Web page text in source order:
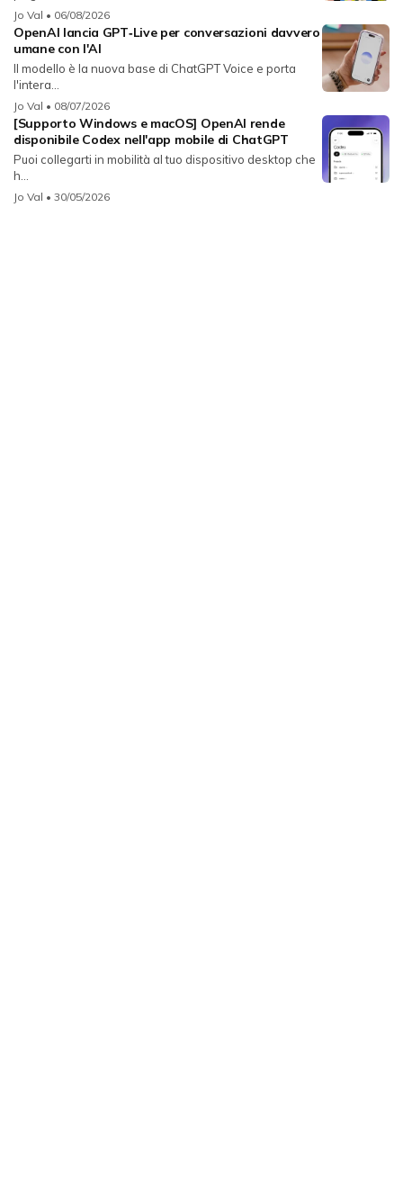
Jo Val • 06/08/2026
OpenAI lancia GPT‑Live per conversazioni davvero
umane con l'AI
Il modello è la nuova base di ChatGPT Voice e porta
l'intera...
Jo Val • 08/07/2026
[Supporto Windows e macOS] OpenAI rende
disponibile Codex nell'app mobile di ChatGPT
Puoi collegarti in mobilità al tuo dispositivo desktop che
h...
Jo Val • 30/05/2026